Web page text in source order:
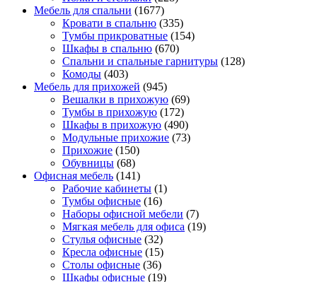
Мебель для спальни (1677)
Кровати в спальню (335)
Тумбы прикроватные (154)
Шкафы в спальню (670)
Спальни и спальные гарнитуры (128)
Комоды (403)
Мебель для прихожей (945)
Вешалки в прихожую (69)
Тумбы в прихожую (172)
Шкафы в прихожую (490)
Модульные прихожие (73)
Прихожие (150)
Обувницы (68)
Офисная мебель (141)
Рабочие кабинеты (1)
Тумбы офисные (16)
Наборы офисной мебели (7)
Мягкая мебель для офиса (19)
Стулья офисные (32)
Кресла офисные (15)
Столы офисные (36)
Шкафы офисные (19)